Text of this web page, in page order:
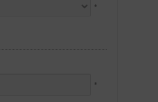
*
*